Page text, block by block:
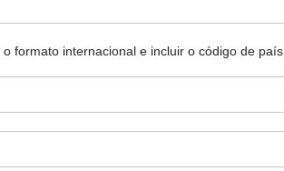
formato internacional e incluir o código de país.